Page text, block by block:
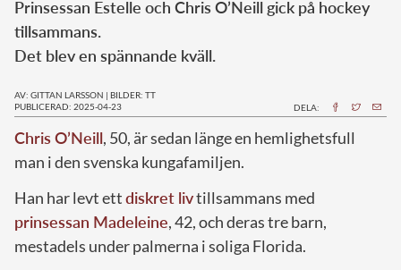
Prinsessan Estelle och Chris O’Neill gick på hockey
tillsammans.
Det blev en spännande kväll.
AV: GITTAN LARSSON | BILDER: TT
PUBLICERAD: 2025-04-23
DELA:
Chris O’Neill, 50, är sedan länge en hemlighetsfull
man i den svenska kungafamiljen.
Han har levt ettdiskret livtillsammans med
prinsessan Madeleine, 42, och deras tre barn,
mestadels under palmerna i soliga Florida.